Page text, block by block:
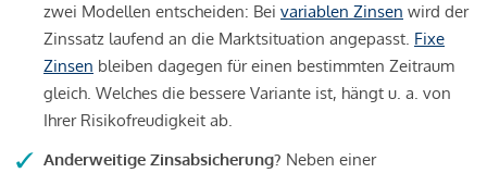
zwei Modellen entscheiden: Bei variablen Zinsen wird der
Zinssatz laufend an die Marktsituation angepasst. Fixe
Zinsen bleiben dagegen für einen bestimmten Zeitraum
gleich. Welches die bessere Variante ist, hängt u. a. von
Ihrer Risikofreudigkeit ab.
Anderweitige Zinsabsicherung? Neben einer